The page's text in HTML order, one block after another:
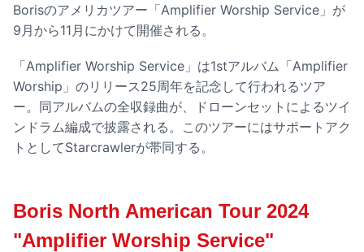
Borisのアメリカツアー「Amplifier Worship Service」が
9月から11月にかけて開催される。
「Amplifier Worship Service」は1stアルバム「Amplifier
Worship」のリリース25周年を記念して行われるツア
ー。同アルバムの全収録曲が、ドローンセットによるツイ
ンドラム編成で披露される。このツアーにはサポートアク
トとしてStarcrawlerが帯同する。
Boris North American Tour 2024
"Amplifier Worship Service"